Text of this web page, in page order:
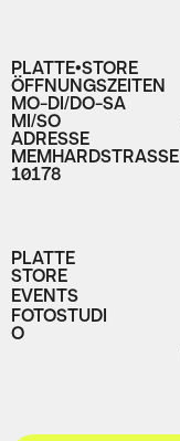
PLATTE•STORE
ÖFFNUNGSZEITEN
MO-DI/DO-SA
MI/SO
ADRESSE
MEMHARDSTRASSE
10178
PLATTE
STORE
EVENTS
FOTOSTUDI
O